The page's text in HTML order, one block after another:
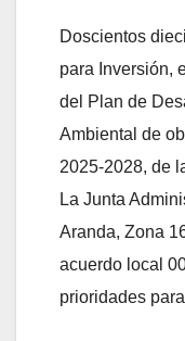
Doscientos
para Inversión,
del Plan de
Ambiental de
2025-2028, de
La Junta
Aranda, Zona
acuerdo local
prioridades